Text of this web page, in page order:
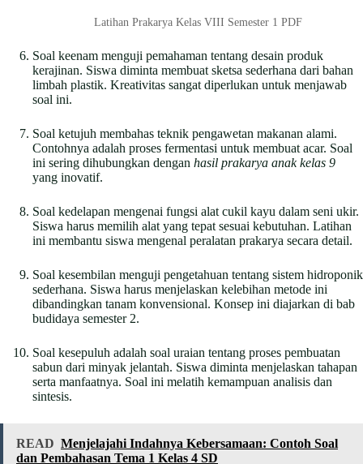
Latihan Prakarya Kelas VIII Semester 1 PDF
Soal keenam menguji pemahaman tentang desain produk
kerajinan. Siswa diminta membuat sketsa sederhana dari bahan
limbah plastik. Kreativitas sangat diperlukan untuk menjawab
soal ini.
Soal ketujuh membahas teknik pengawetan makanan alami.
Contohnya adalah proses fermentasi untuk membuat acar. Soal
ini sering dihubungkan dengan hasil prakarya anak kelas 9
yang inovatif.
Soal kedelapan mengenai fungsi alat cukil kayu dalam seni ukir.
Siswa harus memilih alat yang tepat sesuai kebutuhan. Latihan
ini membantu siswa mengenal peralatan prakarya secara detail.
Soal kesembilan menguji pengetahuan tentang sistem hidroponik
sederhana. Siswa harus menjelaskan kelebihan metode ini
dibandingkan tanam konvensional. Konsep ini diajarkan di bab
budidaya semester 2.
Soal kesepuluh adalah soal uraian tentang proses pembuatan
sabun dari minyak jelantah. Siswa diminta menjelaskan tahapan
serta manfaatnya. Soal ini melatih kemampuan analisis dan
sintesis.
READ Menjelajahi Indahnya Kebersamaan: Contoh Soal
dan Pembahasan Tema 1 Kelas 4 SD